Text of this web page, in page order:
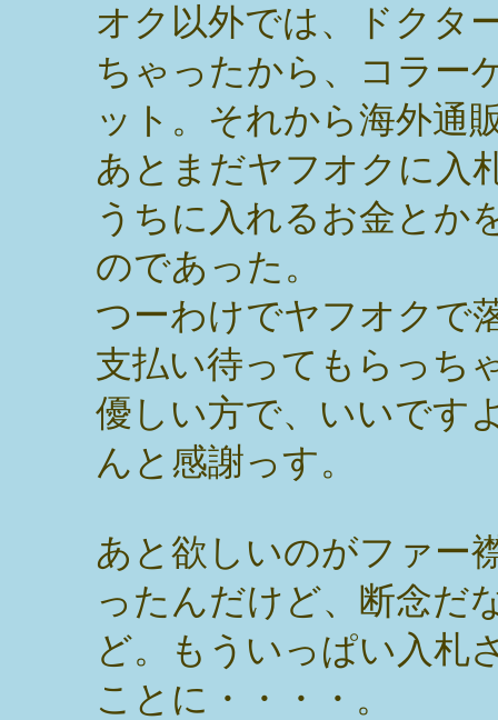
オク以外では、ドクタ
ちゃったから、コラー
ット。それから海外通
あとまだヤフオクに入
うちに入れるお金とか
のであった。
つーわけでヤフオクで
支払い待ってもらっち
優しい方で、いいです
んと感謝っす。
あと欲しいのがファー
ったんだけど、断念だ
ど。もういっぱい入札
ことに・・・・。